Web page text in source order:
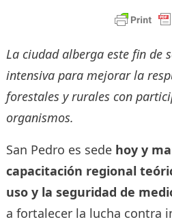
La ciudad alberga este fin de
intensiva para mejorar la
forestales y rurales con
organismos.
San Pedro es sede hoy y
capacitación regional
uso y la seguridad de
a fortalecer la lucha contra